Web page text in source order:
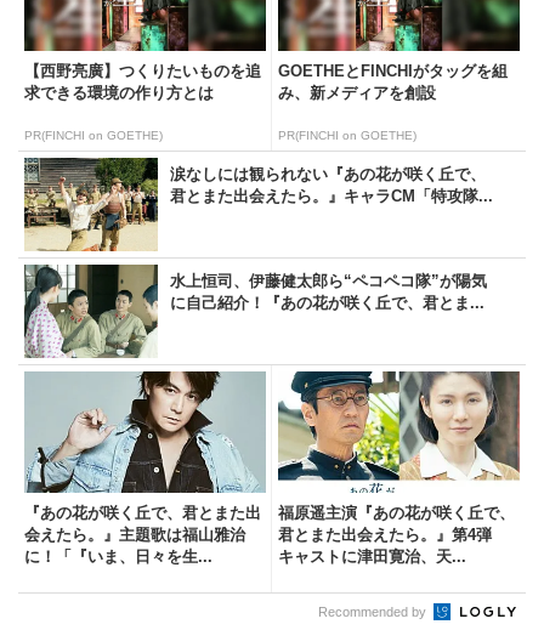
【西野亮廣】つくりたいものを追
求できる環境の作り方とは
PR(FINCHI on GOETHE)
GOETHEとFINCHIがタッグを組
み、新メディアを創設
PR(FINCHI on GOETHE)
涙なしには観られない『あの花が咲く丘で、
君とまた出会えたら。』キャラCM「特攻隊...
水上恒司、伊藤健太郎ら“ペコペコ隊”が陽気
に自己紹介！『あの花が咲く丘で、君とま...
『あの花が咲く丘で、君とまた出
会えたら。』主題歌は福山雅治
に！「『いま、日々を生...
福原遥主演『あの花が咲く丘で、
君とまた出会えたら。』第4弾
キャストに津田寛治、天...
Recommended by